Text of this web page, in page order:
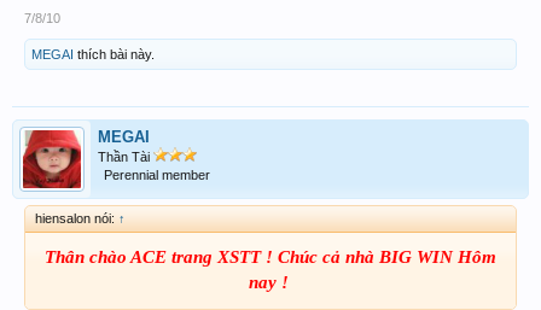
7/8/10
MEGAI thích bài này.
MEGAI
Thần Tài
Perennial member
hiensalon nói: ↑
Thân chào ACE trang XSTT ! Chúc cả nhà BIG WIN Hôm
nay !